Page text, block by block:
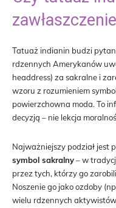
Tatuaż indianin budzi
rdzennych Amerykanów
headdress) za sakralne i
wzoru z rozumieniem
powierzchowna moda. To
decyzją – nie lekcja
Najważniejszy podział jest
symbol sakralny– w
przez tych, którzy go
Noszenie go jako ozdoby
wielu rdzennych